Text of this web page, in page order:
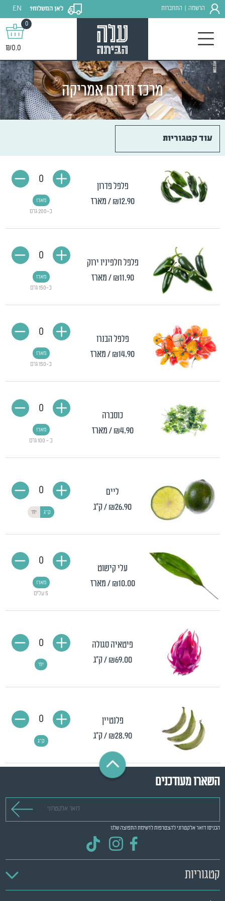
הרשמה התחברות לאן המשלוח?
EN
0
₪0.0
מרכז ודרום אמריקה
עוד קטגוריות
פלפל פדרון
₪12.90 / מארז
כ-200 גרם
מארז
0
פלפל חלפיניו ירוק
₪11.90 / מארז
כ-150 גרם
מארז
0
פלפל הבנרו
₪14.90/ מארז
כ-150 גרם
מארז
0
כוסברה
₪4.90 / מארז
כ - 100 גרם
מארז
0
ליים
₪26.90/ ק"ג ק"ג יח'
0
עלי קישוט
₪10.00 / מארז
5 עלים
מארז
0
פיטאיה סגולה
₪69.00 / ק"ג יח'
0
פלנטיין
₪28.90 / ק"ג ק"ג
0
השארו מעודכנים
הכניסו דואר אלקטרוני להצטרפות לרשימת התפוצה שלנו
קטגוריות